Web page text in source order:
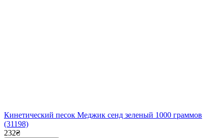
Кинетический песок Меджик сенд зеленый 1000 граммов
(31198)
232₴